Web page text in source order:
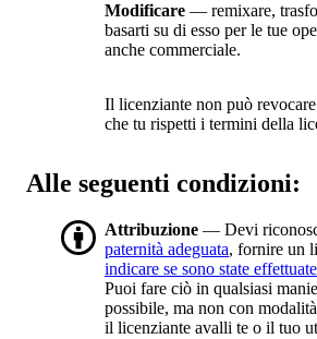
Modificare — remixare,
basarti su di esso per le tue
anche commerciale.
Il licenziante non può
che tu rispetti i termini della
Alle seguenti condizioni:
Attribuzione — Devi
paternità adeguata, fornire un
indicare se sono state
Puoi fare ciò in qualsiasi
possibile, ma non con
il licenziante avalli te o il tuo